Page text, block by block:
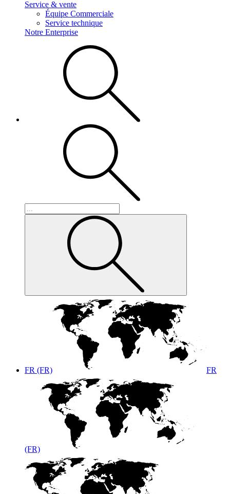
Service & vente
Équipe Commerciale
Service technique
Notre Enterprise
FR (FR) FR
(FR)